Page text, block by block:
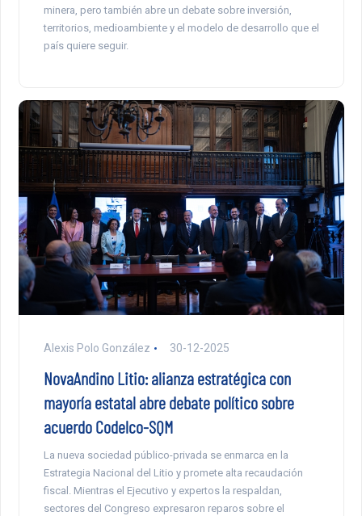
minera, pero también abre un debate sobre inversión,
territorios, medioambiente y el modelo de desarrollo que el
país quiere seguir.
Alexis Polo González 30-12-2025
NovaAndino Litio: alianza estratégica con
mayoría estatal abre debate político sobre
acuerdo Codelco-SQM
La nueva sociedad público-privada se enmarca en la
Estrategia Nacional del Litio y promete alta recaudación
fiscal. Mientras el Ejecutivo y expertos la respaldan,
sectores del Congreso expresaron reparos sobre el